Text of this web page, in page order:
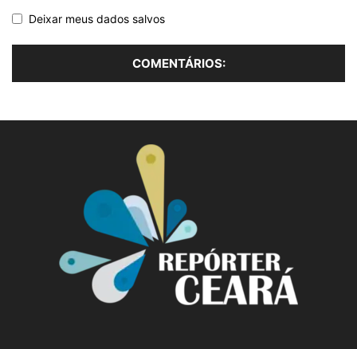
Deixar meus dados salvos